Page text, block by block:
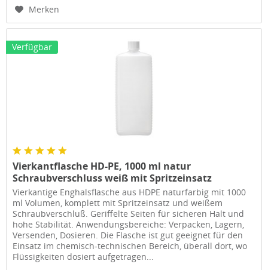
Merken
Verfügbar
Vierkantflasche HD-PE, 1000 ml natur
Schraubverschluss weiß mit Spritzeinsatz
Vierkantige Enghalsflasche aus HDPE naturfarbig mit 1000
ml Volumen, komplett mit Spritzeinsatz und weißem
Schraubverschluß. Geriffelte Seiten für sicheren Halt und
hohe Stabilität. Anwendungsbereiche: Verpacken, Lagern,
Versenden, Dosieren. Die Flasche ist gut geeignet für den
Einsatz im chemisch-technischen Bereich, überall dort, wo
Flüssigkeiten dosiert aufgetragen...